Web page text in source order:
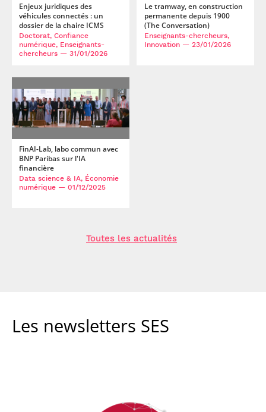
Enjeux juridiques des
véhicules connectés : un
dossier de la chaire ICMS
Doctorat, Confiance
numérique, Enseignants-
chercheurs — 31/01/2026
Le tramway, en construction
permanente depuis 1900
(The Conversation)
Enseignants-chercheurs,
Innovation— 23/01/2026
FinAI-Lab, labo commun avec
BNP Paribas sur l'IA
financière
Data science & IA, Économie
numérique — 01/12/2025
Toutes les actualités
Les newsletters SES